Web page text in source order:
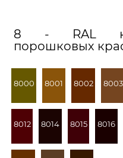
8 - RAL
порошковых
8000 8001 8002 8003
8012 8014 8015 8016